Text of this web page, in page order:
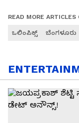
READ MORE ARTICLES
ಒಲಿಂಪಿಕ್ಸ್ ಬೆಂಗಳೂರು